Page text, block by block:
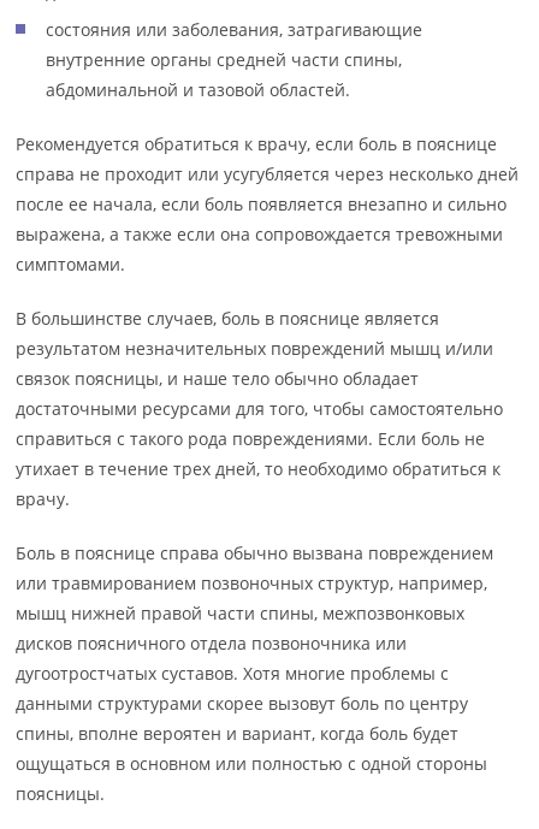
состояния или заболевания, затрагивающие
внутренние органы средней части спины,
абдоминальной и тазовой областей.
Рекомендуется обратиться к врачу, если боль в пояснице
справа не проходит или усугубляется через несколько дней
после ее начала, если боль появляется внезапно и сильно
выражена, а также если она сопровождается тревожными
симптомами.
В большинстве случаев, боль в пояснице является
результатом незначительных повреждений мышц и/или
связок поясницы, и наше тело обычно обладает
достаточными ресурсами для того, чтобы самостоятельно
справиться с такого рода повреждениями. Если боль не
утихает в течение трех дней, то необходимо обратиться к
врачу.
Боль в пояснице справа обычно вызвана повреждением
или травмированием позвоночных структур, например,
мышц нижней правой части спины, межпозвонковых
дисков поясничного отдела позвоночника или
дугоотростчатых суставов. Хотя многие проблемы с
данными структурами скорее вызовут боль по центру
спины, вполне вероятен и вариант, когда боль будет
ощущаться в основном или полностью с одной стороны
поясницы.